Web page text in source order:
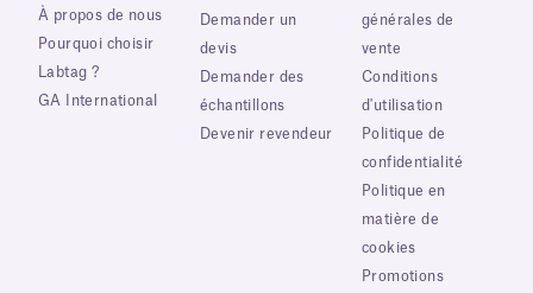
À propos de nous
Pourquoi choisir
Labtag ?
GA International
Demander un
devis
Demander des
échantillons
Devenir revendeur
générales de
vente
Conditions
d'utilisation
Politique de
confidentialité
Politique en
matière de
cookies
Promotions